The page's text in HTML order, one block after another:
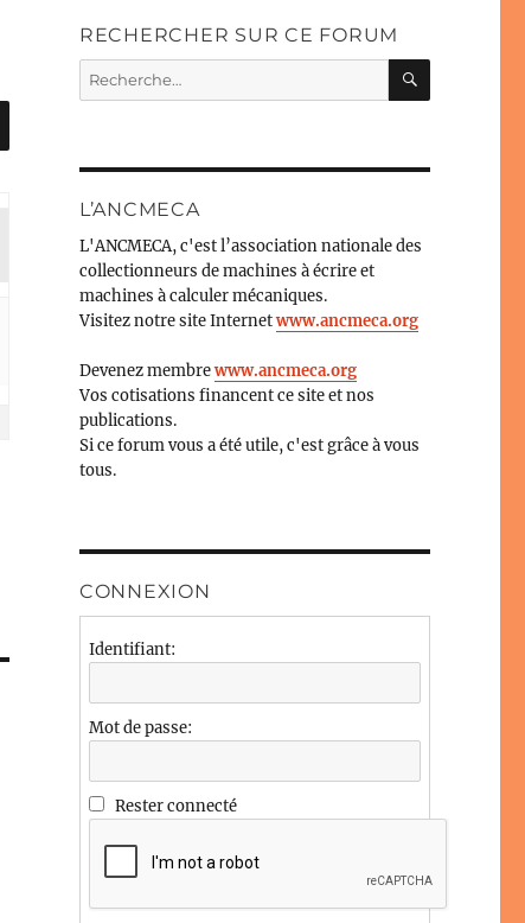
RECHERCHER SUR CE FORUM
Recherche
pour :
L’ANCMECA
L'ANCMECA, c'est l’association nationale des
collectionneurs de machines à écrire et
machines à calculer mécaniques.
Visitez notre site Internetwww.ancmeca.org
Devenez membrewww.ancmeca.org
Vos cotisations financent ce site et nos
publications.
Si ce forum vous a été utile, c'est grâce à vous
tous.
CONNEXION
Identifiant:
Mot de passe:
Rester connecté